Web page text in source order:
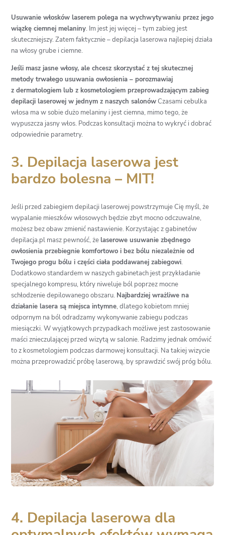
Usuwanie włosków laserem polega na wychwytywaniu przez jego
wiązkę ciemnej melaniny. Im jest jej więcej – tym zabieg jest
skuteczniejszy. Zatem faktycznie – depilacja laserowa najlepiej działa
na włosy grube i ciemne.
Jeśli masz jasne włosy, ale chcesz skorzystać z tej skutecznej
metody trwałego usuwania owłosienia – porozmawiaj
z dermatologiem lub z kosmetologiem przeprowadzającym zabieg
depilacji laserowej w jednym z naszych salonówCzasami cebulka
włosa ma w sobie dużo melaniny i jest ciemna, mimo tego, że
wypuszcza jasny włos. Podczas konsultacji można to wykryć i dobrać
odpowiednie parametry.
3. Depilacja laserowa jest
bardzo bolesna – MIT!
Jeśli przed zabiegiemdepilacji laserowej powstrzymuje Cię myśl, że
wypalanie mieszków włosowych będzie zbyt mocno odczuwalne,
możesz bez obaw zmienić nastawienie. Korzystając z gabinetów
depilacja.pl masz pewność, żelaserowe usuwanie zbędnego
owłosienia przebiegnie komfortowo i bez bólu niezależnie od
Twojego progu bólu i części ciała poddawanej zabiegowi.
Dodatkowo standardem w naszych gabinetach jest przykładanie
specjalnego kompresu, który niweluje ból poprzez mocne
schłodzenie depilowanego obszaru. Najbardziej wrażliwe na
działanie lasera są miejsca intymne, dlatego kobietom mniej
odpornym na ból odradzamy wykonywanie zabiegu podczas
miesiączki. W wyjątkowych przypadkach możliwe jest zastosowanie
maści znieczulającej przed wizytą w salonie. Radzimy jednak omówić
to z kosmetologiem podczas darmowej konsultacji. Na takiej wizycie
można przeprowadzić próbę laserową, by sprawdzić swój próg bólu.
4. Depilacja laserowa dla